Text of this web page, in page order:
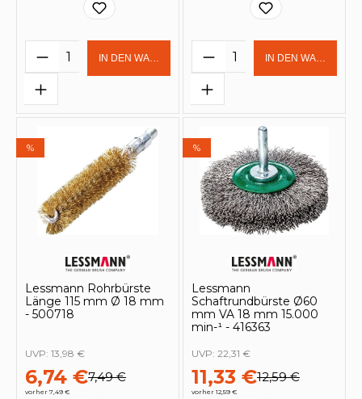
Produkt Anzahl: Gib den
IN DEN WARENKORB Produkt Anzahl:
IN DEN
%
Lessmann Rohrbürste
Länge 115 mm Ø 18 mm
- 500718
6,74 €7,49 €
vorher 7,49 €
UVP: 13,98 €
%
Lessmann
Schaftrundbürste Ø60
mm VA 18 mm 15.000
min-¹ - 416363
11,33 €12,59 €
vorher 12,59 €
UVP: 22,31 €